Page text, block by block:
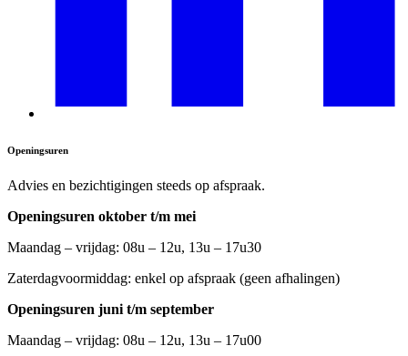
Openingsuren
Advies en bezichtigingen steeds op afspraak.
Openingsuren oktober t/m mei
Maandag – vrijdag: 08u – 12u, 13u – 17u30
Zaterdagvoormiddag: enkel op afspraak (geen afhalingen)
Openingsuren juni t/m september
Maandag – vrijdag: 08u – 12u, 13u – 17u00